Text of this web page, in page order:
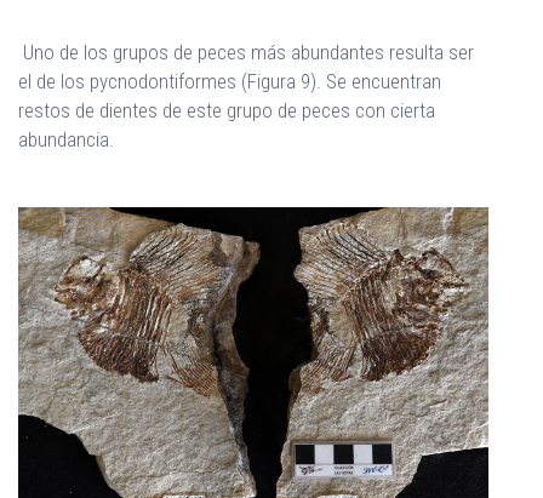
Uno de los grupos de peces más abundantes resulta ser
el de los pycnodontiformes (Figura 9). Se encuentran
restos de dientes de este grupo de peces con cierta
abundancia.